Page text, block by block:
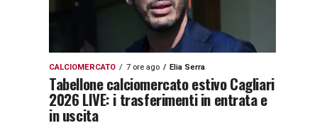
CALCIOMERCATO 7 ore ago Elia Serra
Tabellone calciomercato estivo Cagliari
2026 LIVE: i trasferimenti in entrata e
in uscita